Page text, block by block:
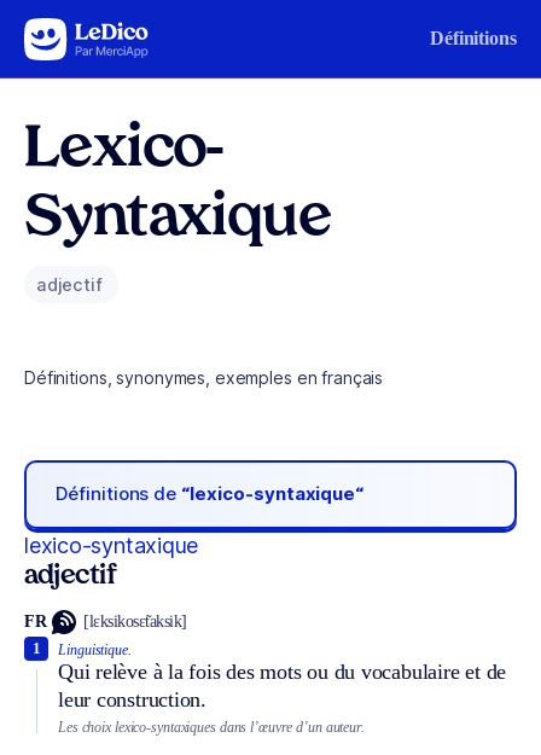
Aller au contenu Définitions
Lexico-
Syntaxique
adjectif
Définitions, synonymes, exemples en français
Définitions de “lexico-syntaxique“
lexico-syntaxique
adjectif
FR [lɛksikosɛ̃taksik]
Linguistique.
Qui relève à la fois des mots ou du vocabulaire et de
leur construction.
1
Les choix lexico-syntaxiques dans l’œuvre d’un auteur.